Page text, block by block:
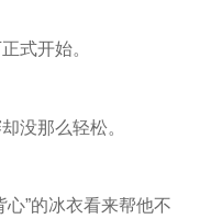
式开始。
没那么轻松。
”的冰衣看来帮他不